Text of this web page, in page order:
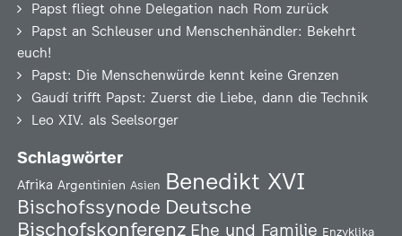
Papst fliegt ohne Delegation nach Rom zurück
Papst an Schleuser und Menschenhändler: Bekehrt
euch!
Papst: Die Menschenwürde kennt keine Grenzen
Gaudí trifft Papst: Zuerst die Liebe, dann die Technik
Leo XIV. als Seelsorger
Schlagwörter
Afrika Argentinien Asien Benedikt XVI
Bischofssynode Deutsche
Bischofskonferenz Ehe und Familie Enzyklika